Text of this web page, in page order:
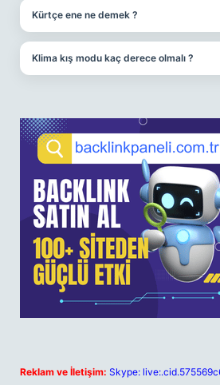
Kürtçe ene ne demek ?
Klima kış modu kaç derece olmalı ?
Reklam ve İletişim: Skype: